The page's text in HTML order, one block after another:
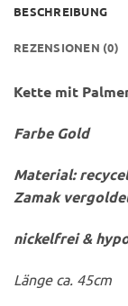
BESCHREIBUNG
REZENSIONEN (0)
Kette mit
Farbe Gold
Material:
Zamak
nickelfrei &
Länge ca. 45cm